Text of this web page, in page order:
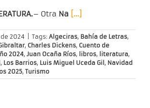
– Otra Na […]
2024 Tags: Algeciras, Bahía de Letras,
, Charles Dickens, Cuento de
2024, Juan Ocaña Ríos, libros, literatura,
, Los Barrios, Luis Miguel Uceda Gil, Navidad
2025, Turismo